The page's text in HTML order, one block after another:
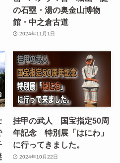
の石塁・湯の奥金山博物
館・中之倉古道
2024年11月1日
挂甲の武人 国宝指定50周
年記念 特別展「はにわ」
に行ってきました。
2024年10月22日